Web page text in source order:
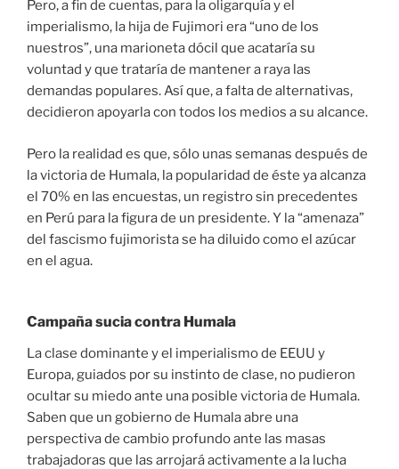
Pero, a fin de cuentas, para la oligarquía y el
imperialismo, la hija de Fujimori era “uno de los
nuestros”, una marioneta dócil que acataría su
voluntad y que trataría de mantener a raya las
demandas populares. Así que, a falta de alternativas,
decidieron apoyarla con todos los medios a su alcance.
Pero la realidad es que, sólo unas semanas después de
la victoria de Humala, la popularidad de éste ya alcanza
el 70% en las encuestas, un registro sin precedentes
en Perú para la figura de un presidente. Y la “amenaza”
del fascismo fujimorista se ha diluido como el azúcar
en el agua.
Campaña sucia contra Humala
La clase dominante y el imperialismo de EEUU y
Europa, guiados por su instinto de clase, no pudieron
ocultar su miedo ante una posible victoria de Humala.
Saben que un gobierno de Humala abre una
perspectiva de cambio profundo ante las masas
trabajadoras que las arrojará activamente a la lucha